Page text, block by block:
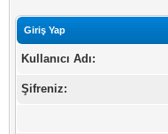
Giriş Yap
Kullanıcı Adı:
Şifreniz: